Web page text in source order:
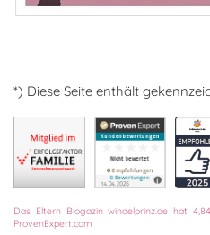
*) Diese Seite enthält
Das Eltern Blogazin windelprinz.de hat 4,84
ProvenExpert.com